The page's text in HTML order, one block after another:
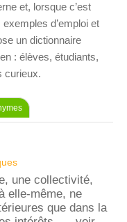
et, lorsque c’est
d’emploi et
un dictionnaire
: élèves, étudiants,
curieux.
une collectivité,
elle-même, ne
que dans la